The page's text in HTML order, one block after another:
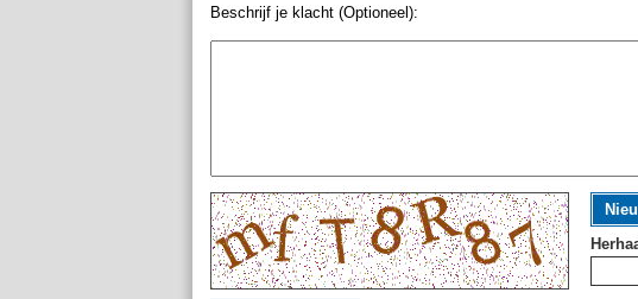
Beschrijf je klacht (Optioneel):